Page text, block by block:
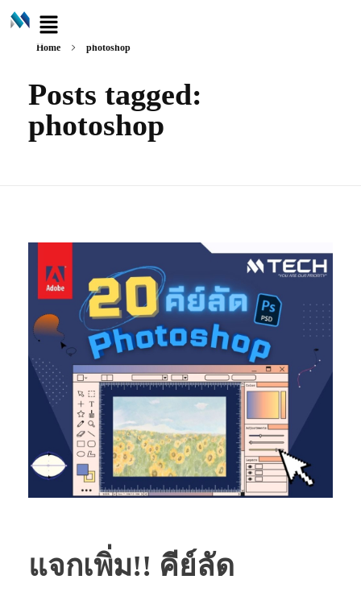
Home photoshop
Posts tagged:
photoshop
แจกเพิ่ม!! คีย์ลัด